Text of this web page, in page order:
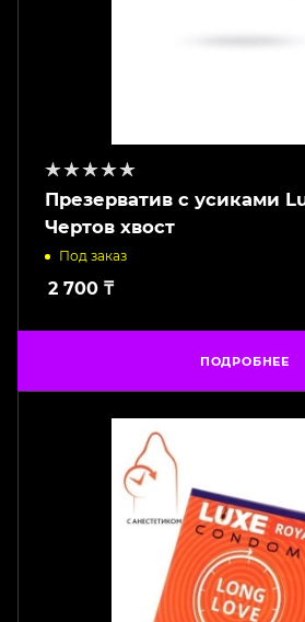
Презерватив с усиками
Чертов хвост
Под заказ
2 700 ₸
ПОДРОБНЕЕ